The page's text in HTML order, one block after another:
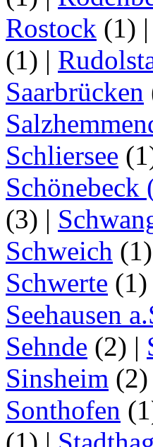
Rostock (1) |
(1) |
Saarbrücken
Schliersee
Schönebeck
(3) |
Schweich (1)
Schwerte (1)
Seehausen
Sehnde (2) |
Sinsheim (2)
Sonthofen